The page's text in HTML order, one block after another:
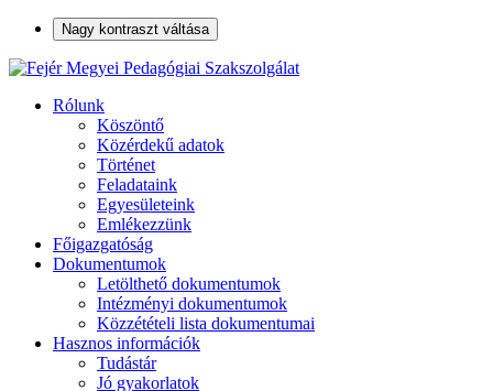
Nagy kontraszt váltása
Rólunk
Köszöntő
Közérdekű adatok
Történet
Feladataink
Egyesületeink
Emlékezzünk
Főigazgatóság
Dokumentumok
Letölthető dokumentumok
Intézményi dokumentumok
Közzétételi lista dokumentumai
Hasznos információk
Tudástár
Jó gyakorlatok